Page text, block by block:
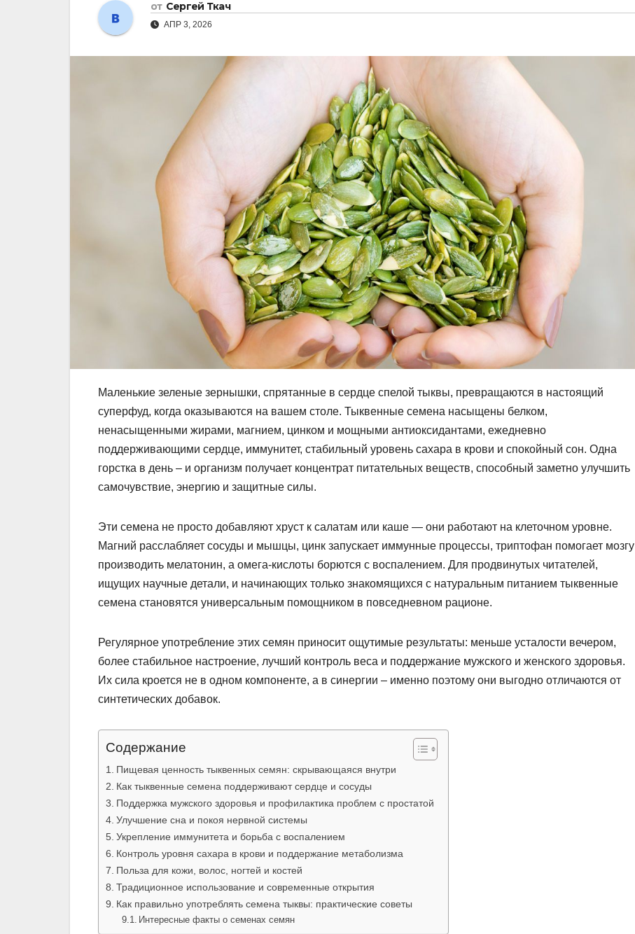
от Сергей Ткач
АПР 3, 2026
Маленькие зеленые зернышки, спрятанные в сердце спелой тыквы, превращаются в настоящий
суперфуд, когда оказываются на вашем столе. Тыквенные семена насыщены белком,
ненасыщенными жирами, магнием, цинком и мощными антиоксидантами, ежедневно
поддерживающими сердце, иммунитет, стабильный уровень сахара в крови и спокойный сон. Одна
горстка в день – и организм получает концентрат питательных веществ, способный заметно улучшить
самочувствие, энергию и защитные силы.
Эти семена не просто добавляют хруст к салатам или каше — они работают на клеточном уровне.
Магний расслабляет сосуды и мышцы, цинк запускает иммунные процессы, триптофан помогает мозгу
производить мелатонин, а омега-кислоты борются с воспалением. Для продвинутых читателей,
ищущих научные детали, и начинающих только знакомящихся с натуральным питанием тыквенные
семена становятся универсальным помощником в повседневном рационе.
Регулярное употребление этих семян приносит ощутимые результаты: меньше усталости вечером,
более стабильное настроение, лучший контроль веса и поддержание мужского и женского здоровья.
Их сила кроется не в одном компоненте, а в синергии – именно поэтому они выгодно отличаются от
синтетических добавок.
Содержание
Пищевая ценность тыквенных семян: скрывающаяся внутри
Как тыквенные семена поддерживают сердце и сосуды
Поддержка мужского здоровья и профилактика проблем с простатой
Улучшение сна и покоя нервной системы
Укрепление иммунитета и борьба с воспалением
Контроль уровня сахара в крови и поддержание метаболизма
Польза для кожи, волос, ногтей и костей
Традиционное использование и современные открытия
Как правильно употреблять семена тыквы: практические советы
Интересные факты о семенах семян